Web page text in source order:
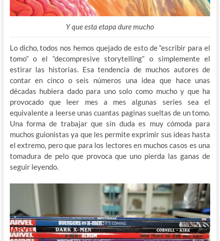
Y que esta etapa dure mucho
Lo dicho, todos nos hemos quejado de esto de “escribir para el
tomo” o el “decompresive storytelling” o simplemente el
estirar las historias. Esa tendencia de muchos autores de
contar en cinco o seis números una idea que hace unas
décadas hubiera dado para uno solo como mucho y que ha
provocado que leer mes a mes algunas series sea el
equivalente a leerse unas cuantas paginas sueltas de un tomo.
Una forma de trabajar que sin duda es muy cómoda para
muchos guionistas ya que les permite exprimir sus ideas hasta
el extremo, pero que para los lectores en muchos casos es una
tomadura de pelo que provoca que uno pierda las ganas de
seguir leyendo.